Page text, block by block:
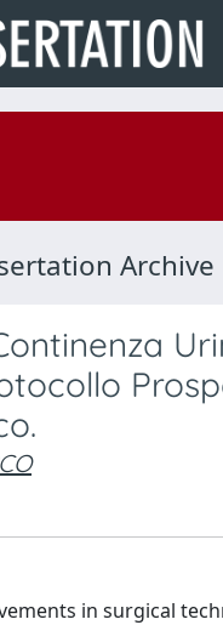
Archive
in surgical